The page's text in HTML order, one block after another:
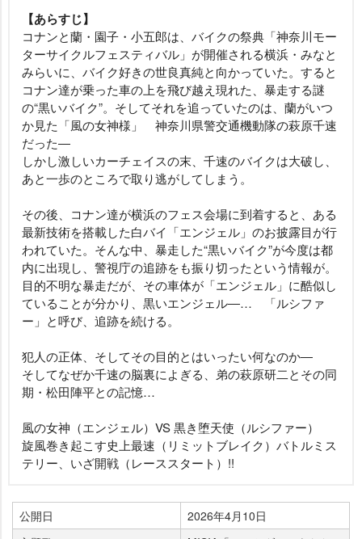
【あらすじ】
コナンと蘭・園子・小五郎は、バイクの祭典「神奈川モー
ターサイクルフェスティバル」が開催される横浜・みなと
みらいに、バイク好きの世良真純と向かっていた。すると
コナン達が乗った車の上を飛び越え現れた、暴走する謎
の“黒いバイク”。そしてそれを追っていたのは、蘭がいつ
か見た「風の女神様」 神奈川県警交通機動隊の萩原千速
だった―
しかし激しいカーチェイスの末、千速のバイクは大破し、
あと一歩のところで取り逃がしてしまう。
その後、コナン達が横浜のフェス会場に到着すると、ある
最新技術を搭載した白バイ「エンジェル」のお披露目が行
われていた。そんな中、暴走した“黒いバイク”が今度は都
内に出現し、警視庁の追跡をも振り切ったという情報が。
目的不明な暴走だが、その車体が「エンジェル」に酷似し
ていることが分かり、黒いエンジェル―… 「ルシファ
ー」と呼び、追跡を続ける。
犯人の正体、そしてその目的とはいったい何なのか―
そしてなぜか千速の脳裏によぎる、弟の萩原研二とその同
期・松田陣平との記憶…
風の女神（エンジェル）VS 黒き堕天使（ルシファー）
旋風巻き起こす史上最速（リミットブレイク）バトルミス
テリー、いざ開戦（レーススタート）!!
公開日
2026年4月10日